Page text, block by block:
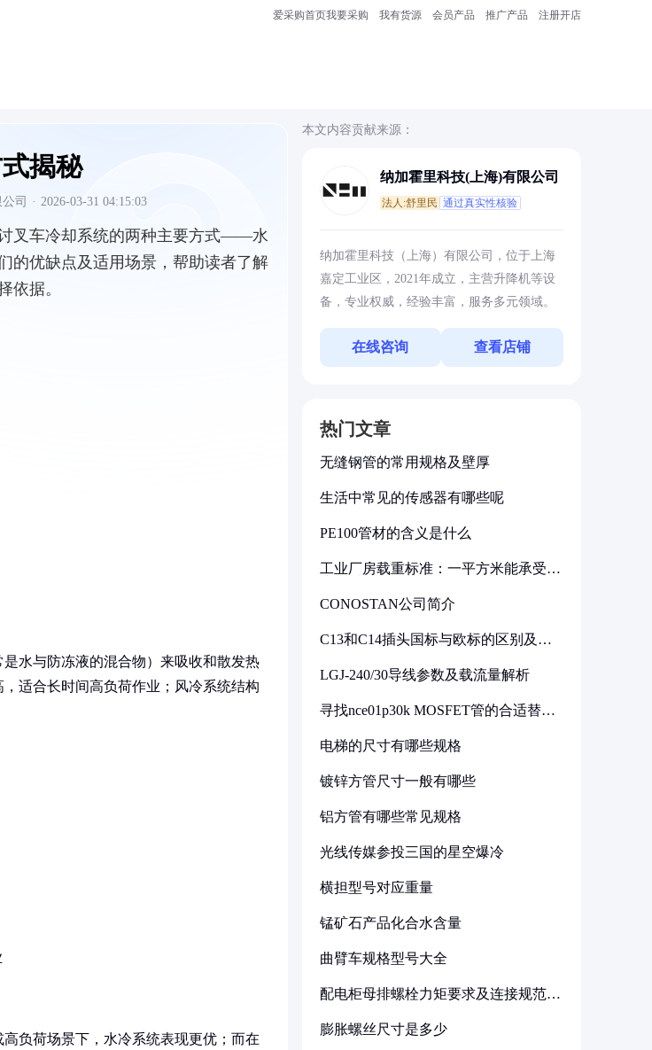
爱采购首页我要采购 我有货源 会员产品 推广产品 注册开店
揭秘
司 · 2026-03-31 04:15:03
叉车冷却系统的两种主要方式——水
的优缺点及适用场景，帮助读者了解
依据。
水与防冻液的混合物）来吸收和散发热
适合长时间高负荷作业；风冷系统结构
负荷场景下，水冷系统表现更优；而在
本文内容贡献来源：
纳加霍里科技(上海)有限公司
法人:舒里民 通过真实性核验
纳加霍里科技（上海）有限公司，位于上海
嘉定工业区，2021年成立，主营升降机等设
备，专业权威，经验丰富，服务多元领域。
在线咨询 查看店铺
热门文章
无缝钢管的常用规格及壁厚
生活中常见的传感器有哪些呢
PE100管材的含义是什么
工业厂房载重标准：一平方米能承受多
CONOSTAN公司简介
C13和C14插头国标与欧标的区别及其
LGJ-240/30导线参数及载流量解析
寻找nce01p30k MOSFET管的合适替代
电梯的尺寸有哪些规格
镀锌方管尺寸一般有哪些
铝方管有哪些常见规格
光线传媒参投三国的星空爆冷
横担型号对应重量
锰矿石产品化合水含量
曲臂车规格型号大全
配电柜母排螺栓力矩要求及连接规范详
膨胀螺丝尺寸是多少